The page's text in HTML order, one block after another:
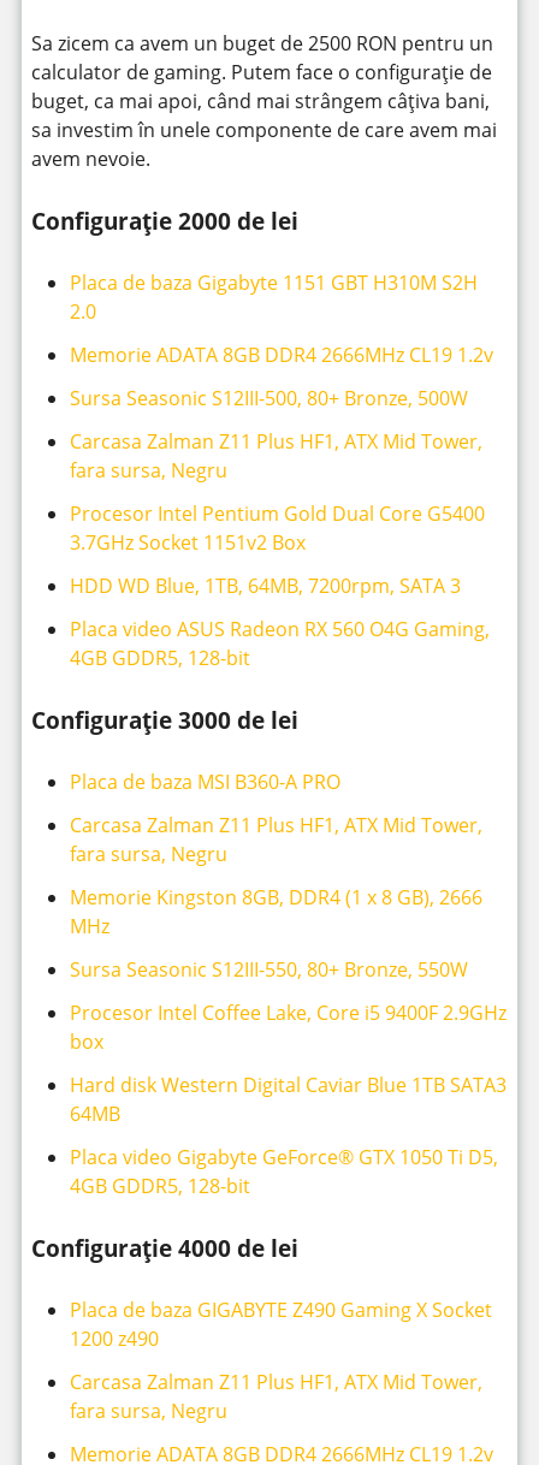
Sa zicem ca avem un buget de 2500 RON pentru un
calculator de gaming. Putem face o configurație de
buget, ca mai apoi, când mai strângem câțiva bani,
sa investim în unele componente de care avem mai
avem nevoie.
Configurație 2000 de lei
Placa de baza Gigabyte 1151 GBT H310M S2H
2.0
Memorie ADATA 8GB DDR4 2666MHz CL19 1.2v
Sursa Seasonic S12III-500, 80+ Bronze, 500W
Carcasa Zalman Z11 Plus HF1, ATX Mid Tower,
fara sursa, Negru
Procesor Intel Pentium Gold Dual Core G5400
3.7GHz Socket 1151v2 Box
HDD WD Blue, 1TB, 64MB, 7200rpm, SATA 3
Placa video ASUS Radeon RX 560 O4G Gaming,
4GB GDDR5, 128-bit
Configurație 3000 de lei
Placa de baza MSI B360-A PRO
Carcasa Zalman Z11 Plus HF1, ATX Mid Tower,
fara sursa, Negru
Memorie Kingston 8GB, DDR4 (1 x 8 GB), 2666
MHz
Sursa Seasonic S12III-550, 80+ Bronze, 550W
Procesor Intel Coffee Lake, Core i5 9400F 2.9GHz
box
Hard disk Western Digital Caviar Blue 1TB SATA3
64MB
Placa video Gigabyte GeForce® GTX 1050 Ti D5,
4GB GDDR5, 128-bit
Configurație 4000 de lei
Placa de baza GIGABYTE Z490 Gaming X Socket
1200 z490
Carcasa Zalman Z11 Plus HF1, ATX Mid Tower,
fara sursa, Negru
Memorie ADATA 8GB DDR4 2666MHz CL19 1.2v